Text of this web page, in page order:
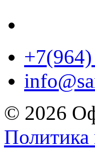
© 2026
Политика